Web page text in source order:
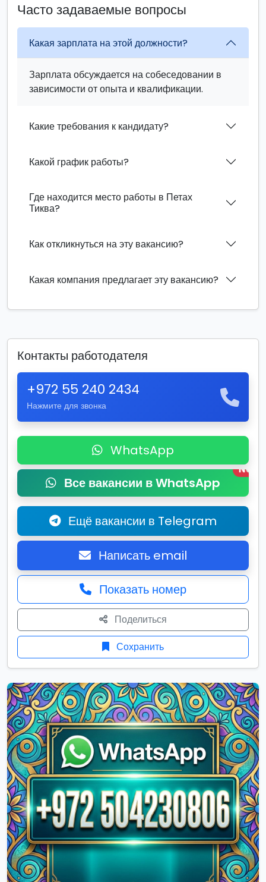
Часто задаваемые вопросы
Какая зарплата на этой должности?
Зарплата обсуждается на собеседовании в
зависимости от опыта и квалификации.
Какие требования к кандидату?
Какой график работы?
Где находится место работы в Петах
Тиква?
Как откликнуться на эту вакансию?
Какая компания предлагает эту вакансию?
Контакты работодателя
+972 55 240 2434
Нажмите для звонка
WhatsApp
Все вакансии в WhatsApp
New
Ещё вакансии в Telegram
Написать email
Показать номер
Поделиться
Сохранить